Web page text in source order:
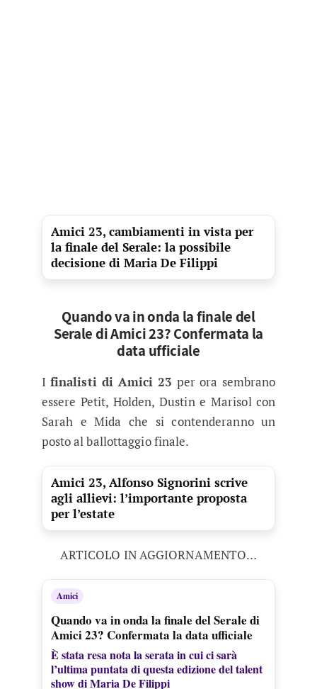
Amici 23, cambiamenti in vista per
la finale del Serale: la possibile
decisione di Maria De Filippi
Quando va in onda la finale del
Serale di Amici 23? Confermata la
data ufficiale
I finalisti di Amici 23 per ora sembrano
essere Petit, Holden, Dustin e Marisol con
Sarah e Mida che si contenderanno un
posto al ballottaggio finale.
Amici 23, Alfonso Signorini scrive
agli allievi: l’importante proposta
per l’estate
ARTICOLO IN AGGIORNAMENTO…
Amici
Quando va in onda la finale del Serale di
Amici 23? Confermata la data ufficiale
È stata resa nota la serata in cui ci sarà
l’ultima puntata di questa edizione del talent
show di Maria De Filippi